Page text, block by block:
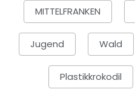
MITTELFRANKEN
Jugend Wald
Plastikkrokodil